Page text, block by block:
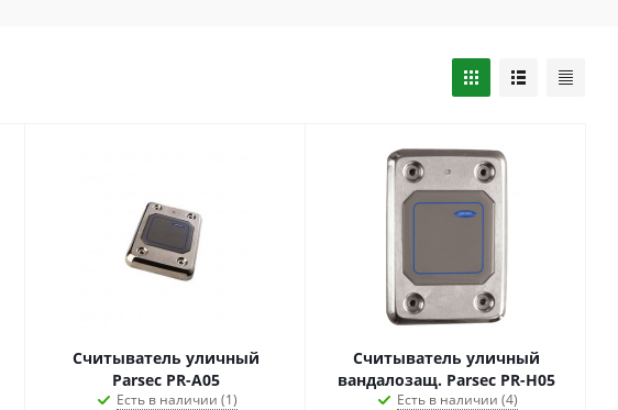
Считыватель уличный
Parsec PR-A05
Есть в наличии (1)
Считыватель уличный
вандалозащ. Parsec PR-H05
Есть в наличии (4)